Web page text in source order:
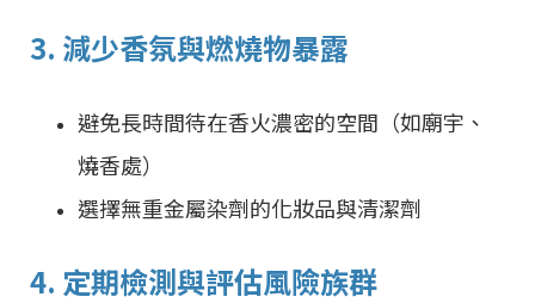
3. 減少香氛與燃燒物暴露
避免長時間待在香火濃密的空間（如廟宇、
燒香處）
選擇無重金屬染劑的化妝品與清潔劑
4. 定期檢測與評估風險族群